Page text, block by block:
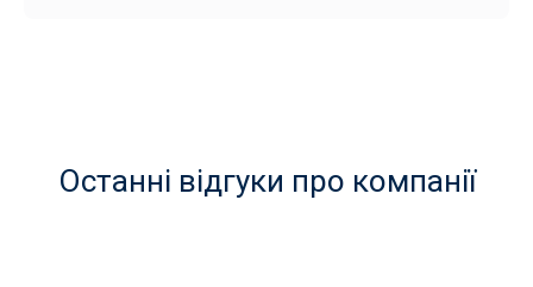
Останні відгуки про компанії